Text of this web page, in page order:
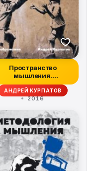
Пространство
мышления.
Соображения
АНДРЕЙ КУРПАТОВ
2016